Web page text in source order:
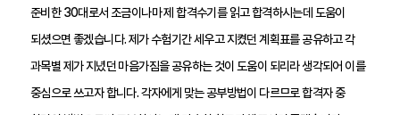
준비한 30대로서 조금이나마 제 합격수기를 읽고 합격하시는데 도움이
되셨으면 좋겠습니다. 제가 수험기간 세우고 지켰던 계획표를 공유하고 각
과목별 제가 지녔던 마음가짐을 공유하는 것이 도움이 되리라 생각되어 이를
중심으로 쓰고자 합니다. 각자에게 맞는 공부방법이 다르므로 합격자 중